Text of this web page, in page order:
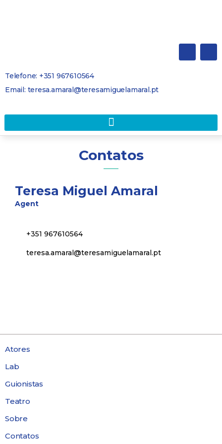
Telefone: +351 967610564
Email: teresa.amaral@teresamiguelamaral.pt
Contatos
Teresa Miguel Amaral
Agent
+351 967610564
teresa.amaral@teresamiguelamaral.pt
Atores
Lab
Guionistas
Teatro
Sobre
Contatos